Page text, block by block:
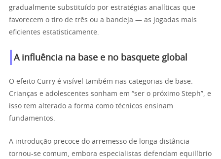
gradualmente substituído por estratégias analíticas que
favorecem o tiro de três ou a bandeja — as jogadas mais
eficientes estatisticamente.
A influência na base e no basquete global
O efeito Curry é visível também nas categorias de base.
Crianças e adolescentes sonham em “ser o próximo Steph”, e
isso tem alterado a forma como técnicos ensinam
fundamentos.
A introdução precoce do arremesso de longa distância
tornou-se comum, embora especialistas defendam equilíbrio